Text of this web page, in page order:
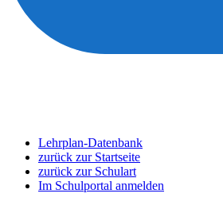
Lehrplan-Datenbank
zurück zur Startseite
zurück zur Schulart
Im Schulportal anmelden